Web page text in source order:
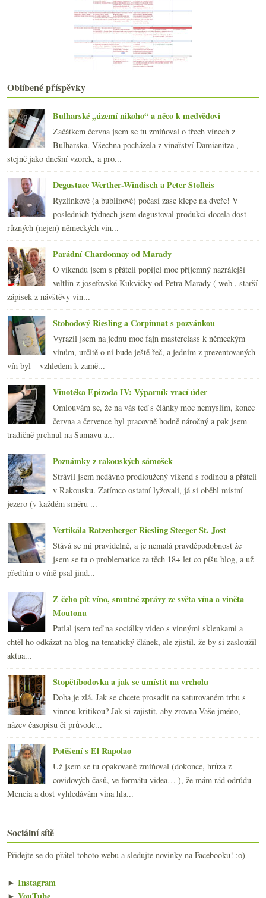
►2018(240)
►2017(240)
►2016(250)
►2015(251)
►2014(254)
► 2013 (249)
2012
2011 (252)
►2010(249)
►2009(249)
►2008(270)
►2007(108)
Oblíbené příspěvky
Bulharské „území nikoho“ a něco k medvědovi
Začátkem června jsem se tu zmiňoval o třech vínech z
Bulharska. Všechna pocházela z vinařství Damianitza ,
stejně jako dnešní vzorek, a pro...
Degustace Werther-Windisch a Peter Stolleis
Ryzlinkové (a bublinové) počasí zase klepe na dveře! V
posledních týdnech jsem degustoval produkci docela dost
různých (nejen) německých vin...
Parádní Chardonnay od Marady
O víkendu jsem s přáteli popíjel moc příjemný nazrálejší
veltlín z josefovské Kukvičky od Petra Marady ( web , starší
zápisek z návštěvy vin...
Stobodový Riesling a Corpinnat s pozvánkou
Vyrazil jsem na jednu moc fajn masterclass k německým
vínům, určitě o ní bude ještě řeč, a jedním z prezentovaných
vín byl – vzhledem k zamě...
Vinotéka Epizoda IV: Výparník vrací úder
Omlouvám se, že na vás teď s články moc nemyslím, konec
června a července byl pracovně hodně náročný a pak jsem
tradičně prchnul na Šumavu a...
Poznámky z rakouských sámošek
Strávil jsem nedávno prodloužený víkend s rodinou a přáteli
v Rakousku. Zatímco ostatní lyžovali, já si oběhl místní
jezero (v každém směru ...
Vertikála Ratzenberger Riesling Steeger St. Jost
Stává se mi pravidelně, a je nemalá pravděpodobnost že
jsem se tu o problematice za těch 18+ let co píšu blog, a už
předtím o víně psal jind...
Z čeho pít víno, smutné zprávy ze světa vína a viněta
Moutonu
Patlal jsem teď na sociálky video s vinnými sklenkami a
chtěl ho odkázat na blog na tematický článek, ale zjistil, že by si zasloužil
aktua...
Stopětibodovka a jak se umístit na vrcholu
Doba je zlá. Jak se chcete prosadit na saturovaném trhu s
vinnou kritikou? Jak si zajistit, aby zrovna Vaše jméno,
název časopisu či průvodc...
Potěšení s El Rapolao
Už jsem se tu opakovaně zmiňoval (dokonce, hrůza z
covidových časů, ve formátu videa… ), že mám rád odrůdu
Mencía a dost vyhledávám vína hla...
Sociální sítě
Přidejte se do přátel tohoto webu a sledujte novinky na Facebooku! :o)
► Instagram